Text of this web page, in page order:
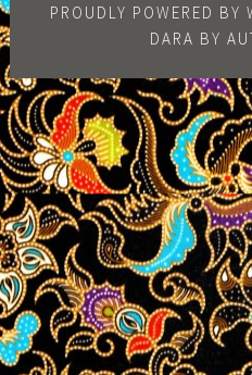
PROUDLY POWERED BY
DARA BY